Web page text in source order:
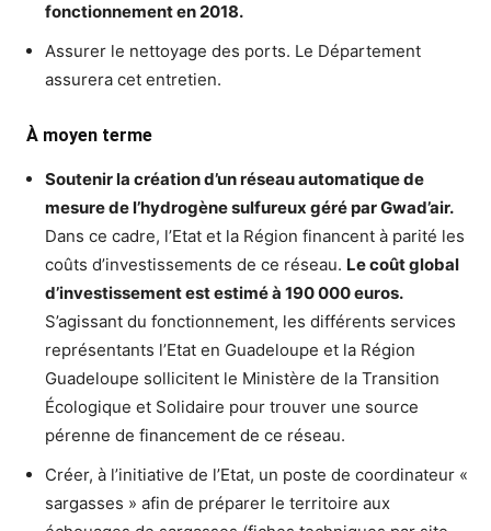
fonctionnement en 2018.
Assurer le nettoyage des ports. Le Département
assurera cet entretien.
À moyen terme
Soutenir la création d’un réseau automatique de
mesure de l’hydrogène sulfureux géré par Gwad’air.
Dans ce cadre, l’Etat et la Région financent à parité les
coûts d’investissements de ce réseau. Le coût global
d’investissement est estimé à 190 000 euros.
S’agissant du fonctionnement, les différents services
représentants l’Etat en Guadeloupe et la Région
Guadeloupe sollicitent le Ministère de la Transition
Écologique et Solidaire pour trouver une source
pérenne de financement de ce réseau.
Créer, à l’initiative de l’Etat, un poste de coordinateur «
sargasses » afin de préparer le territoire aux